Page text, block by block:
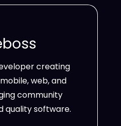
creating
web, and
community
quality software.